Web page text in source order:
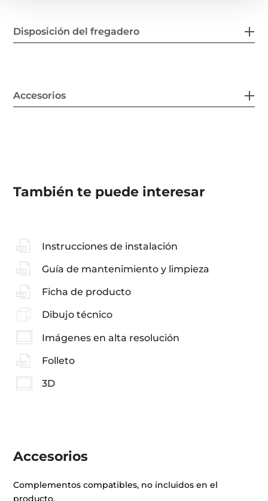
Disposición del fregadero
Accesorios
También te puede interesar
Instrucciones de instalación
Guía de mantenimiento y limpieza
Ficha de producto
Dibujo técnico
Imágenes en alta resolución
Folleto
3D
Accesorios
Complementos compatibles, no incluidos en el
producto.